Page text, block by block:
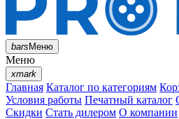
barsМеню
Меню
xmark
Главная Каталог по категориям
Условия работы Печатный каталог
Скидки Стать дилером О компании